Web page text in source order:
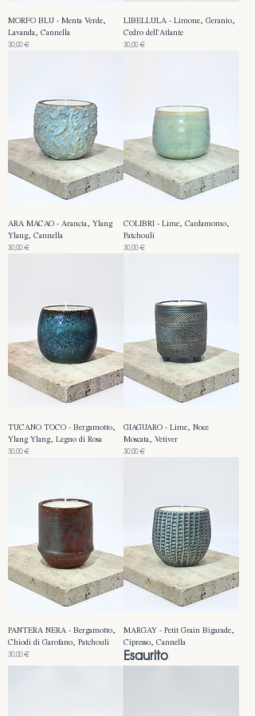
MORFO BLU - Menta Verde,
Lavanda, Cannella
Prezzo
30,00 €
LIBELLULA - Limone, Geranio,
Cedro dell'Atlante
Prezzo
30,00 €
ARA MACAO - Arancia, Ylang
Ylang, Cannella
Prezzo
30,00 €
COLIBRI - Lime, Cardamomo,
Patchouli
Prezzo
30,00 €
TUCANO TOCO - Bergamotto,
Ylang Ylang, Legno di Rosa
Prezzo
30,00 €
GIAGUARO - Lime, Noce
Moscata, Vetiver
Prezzo
30,00 €
PANTERA NERA - Bergamotto,
Chiodi di Garofano, Patchouli
Prezzo
30,00 €
MARGAY - Petit Grain Bigarade,
Cipresso, Cannella
Esaurito